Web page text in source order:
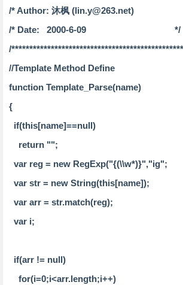
/* Author: 沐枫
/* Date: 2000-6-09 */
/
//Template Method Define
function Template_Parse(name)
{
if(this[name]==null)
return "";
var reg = new RegExp("{(\\w*)}","ig";
var str = new String(this[name]);
var arr = str.match(reg);
var i;
if(arr != null)
for(i=0;i<arr.length;i++)